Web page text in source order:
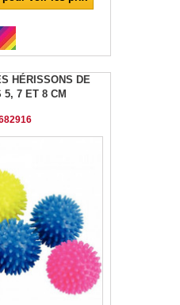
HÉRISSONS DE
5, 7 ET 8 CM